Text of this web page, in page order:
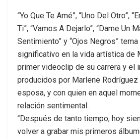
“Yo Que Te Amé”, “Uno Del Otro”,
Ti”, “Vamos A Dejarlo”, “Dame Un
Sentimiento” y “Ojos Negros”
significativo en la vida artística de
primer videoclip de su carrera y el
producidos por Marlene Rodríguez
esposa, y con quien en aquel
relación sentimental.
“Después de tanto tiempo, hoy
volver a grabar mis primeros